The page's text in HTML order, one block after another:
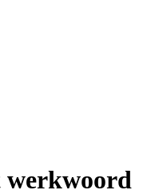
werkwoord